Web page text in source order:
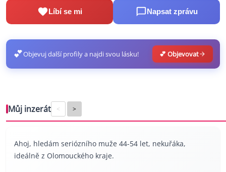
Líbí se mi Napsat zprávu
💕Objevuj další profily a najdi svou lásku! 💕 Objevovat
Můj inzerát < >
Ahoj, hledám seriózního muže 44-54 let, nekuřáka,
ideálně z Olomouckého kraje.